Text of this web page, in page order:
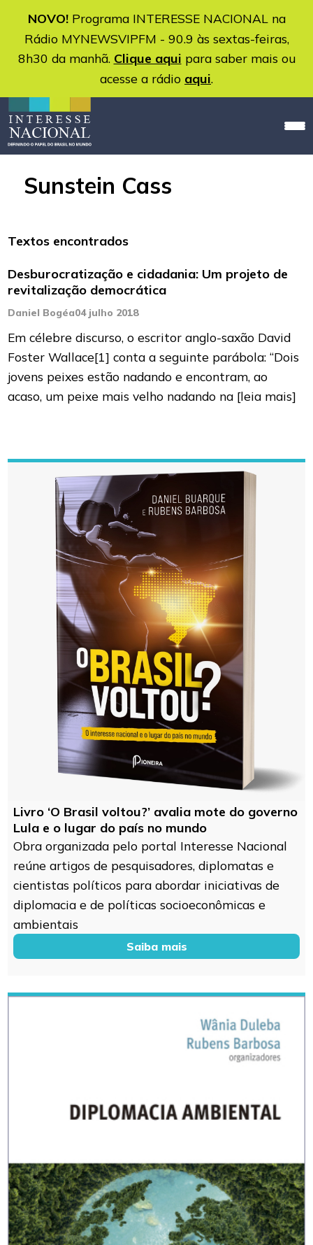
NOVO!Programa INTERESSE NACIONAL na
Rádio MYNEWSVIPFM - 90.9 às sextas-feiras,
8h30 da manhã. Clique aqui para saber mais ou
acesse a rádio aqui.
Sunstein Cass
Textos encontrados
Desburocratização e cidadania: Um projeto de
revitalização democrática
Daniel Bogéa04 julho 2018
Em célebre discurso, o escritor anglo-saxão David
Foster Wallace[1] conta a seguinte parábola: “Dois
jovens peixes estão nadando e encontram, ao
acaso, um peixe mais velho nadando na [leia mais]
Livro ‘O Brasil voltou?’ avalia mote do governo
Lula e o lugar do país no mundo
Obra organizada pelo portal Interesse Nacional
reúne artigos de pesquisadores, diplomatas e
cientistas políticos para abordar iniciativas de
diplomacia e de políticas socioeconômicas e
ambientais
Saiba mais